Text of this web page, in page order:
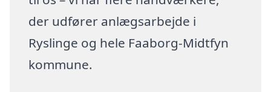
der udfører anlægsarbejde i
Ryslinge og hele Faaborg-Midtfyn
kommune.